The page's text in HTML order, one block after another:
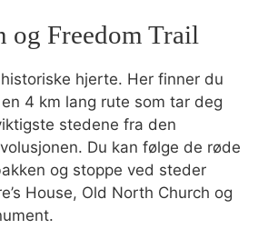
og Freedom Trail
hjerte. Her finner du
en 4 km lang rute som tar deg
stedene fra den
Du kan følge de røde
og stoppe ved steder
House, Old North Church og